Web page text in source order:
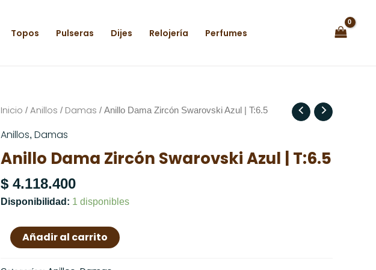
Topos Pulseras Dijes Relojería Perfumes
Inicio / Anillos / Damas / Anillo Dama Zircón Swarovski Azul | T:6.5
Anillos, Damas
Anillo Dama Zircón Swarovski Azul | T:6.5
$ 4.118.400
Disponibilidad: 1 disponibles
Anillo
Zircón
Swarovski
|
T:6.5
Añadir al carrito